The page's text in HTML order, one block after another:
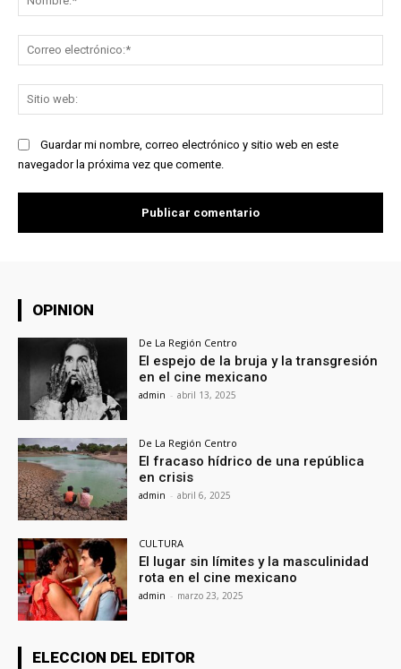
Guardar mi nombre, correo electrónico y sitio web en este
navegador la próxima vez que comente.
OPINION
De La Región Centro
El espejo de la bruja y la transgresión
en el cine mexicano
admin - abril 13, 2025
De La Región Centro
El fracaso hídrico de una república
en crisis
admin - abril 6, 2025
CULTURA
El lugar sin límites y la masculinidad
rota en el cine mexicano
admin - marzo 23, 2025
ELECCION DEL EDITOR